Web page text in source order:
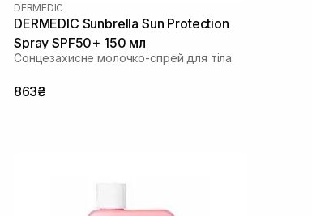
DERMEDIC
DERMEDIC Sunbrella Sun Protection
Spray SPF50+ 150 мл
Сонцезахисне молочко-спрей для тіла
863₴